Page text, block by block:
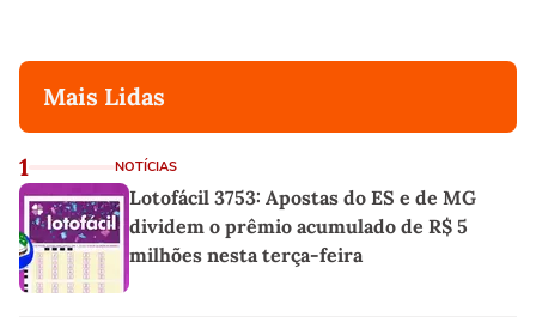
Mais Lidas
1 NOTÍCIAS
Lotofácil 3753: Apostas do ES e de MG
dividem o prêmio acumulado de R$ 5
milhões nesta terça-feira